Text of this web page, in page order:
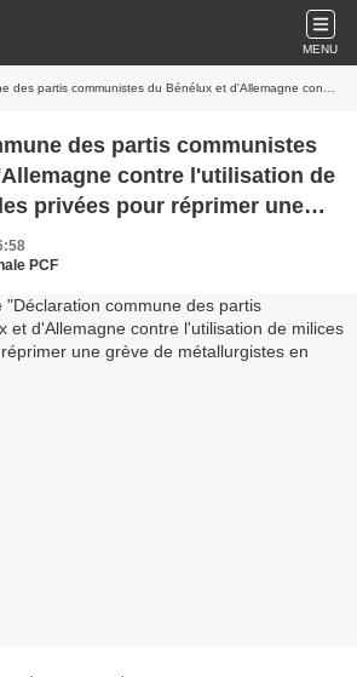
MENU
Bénélux et d'Allemagne contre l'utilisation de milices criminelles privées pour réprimer une grève de métallurgistes en Belgique
des partis communistes
contre l'utilisation de
privées pour réprimer une
en Belgique
PCF